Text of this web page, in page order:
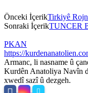
Önceki İçerikTirkiyê
Sonraki İçerikTUNCER
PKAN
https://
Armanc, li nasname û
Kurdên Anatoliya Navîn
xwedî sazî û dezgeh.